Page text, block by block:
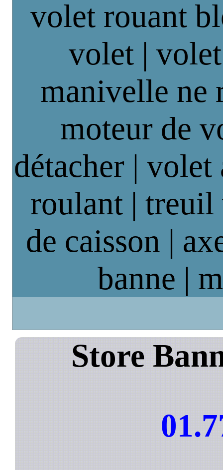
volet rouant
volet |
manivelle ne
moteur de
détacher | volet
roulant |
de caisson |
banne |
Store